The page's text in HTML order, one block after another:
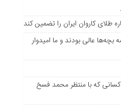
طلای کاروان ایران را تضمین کند
بچه‌ها عالی بودند و ما امیدوار
کسانی که با منتظر محمد فسخ